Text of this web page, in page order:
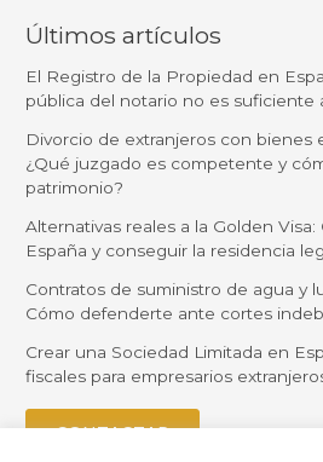
Últimos artículos
El Registro de la Propiedad en
pública del notario no es suficiente
Divorcio de extranjeros con bienes
¿Qué juzgado es competente y
patrimonio?
Alternativas reales a la Golden
España y conseguir la residencia
Contratos de suministro de agua y
Cómo defenderte ante cortes
Crear una Sociedad Limitada en
fiscales para empresarios
CONTACTAR